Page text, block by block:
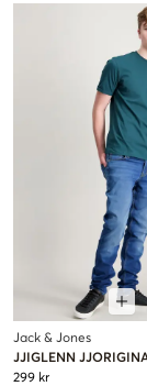
Jack & Jones
JJIGLENN
299 kr